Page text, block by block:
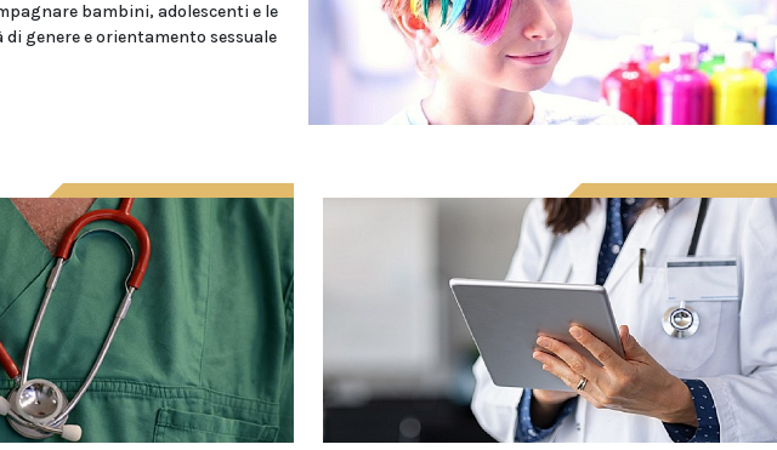
bambini, adolescenti e le
genere e orientamento sessuale